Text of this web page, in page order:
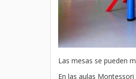
Las mesas se pueden
En las aulas